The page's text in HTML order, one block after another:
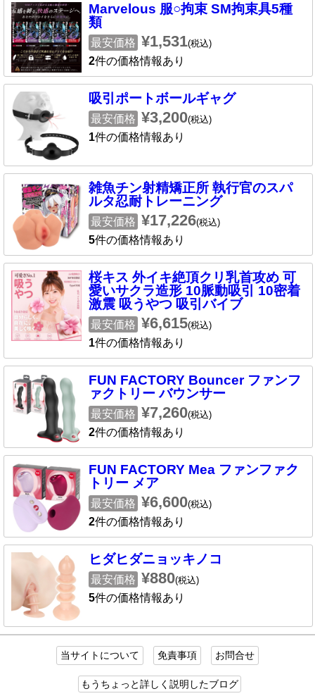
Marvelous 服○拘束 SM拘束具5種
類
最安価格 ¥1,531(税込)
2件の価格情報あり
吸引ポートボールギャグ
最安価格 ¥3,200(税込)
1件の価格情報あり
雑魚チン射精矯正所 執行官のスパ
ルタ忍耐トレーニング
最安価格 ¥17,226(税込)
5件の価格情報あり
桜キス 外イキ絶頂クリ乳首攻め 可
愛いサクラ造形 10脈動吸引 10密着
激震 吸うやつ 吸引バイブ
最安価格 ¥6,615(税込)
1件の価格情報あり
FUN FACTORY Bouncer ファンフ
ァクトリー バウンサー
最安価格 ¥7,260(税込)
2件の価格情報あり
FUN FACTORY Mea ファンファク
トリー メア
最安価格 ¥6,600(税込)
2件の価格情報あり
ヒダヒダニョッキノコ
最安価格 ¥880(税込)
5件の価格情報あり
当サイトについて 免責事項 お問合せ
もうちょっと詳しく説明したブログ